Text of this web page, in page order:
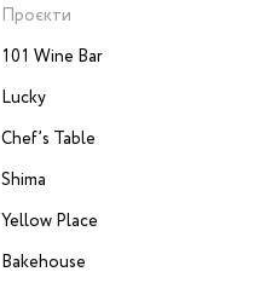
Проєкти
101 Wine Bar
Lucky
Chef’s Table
Shima
Yellow Place
Bakehouse